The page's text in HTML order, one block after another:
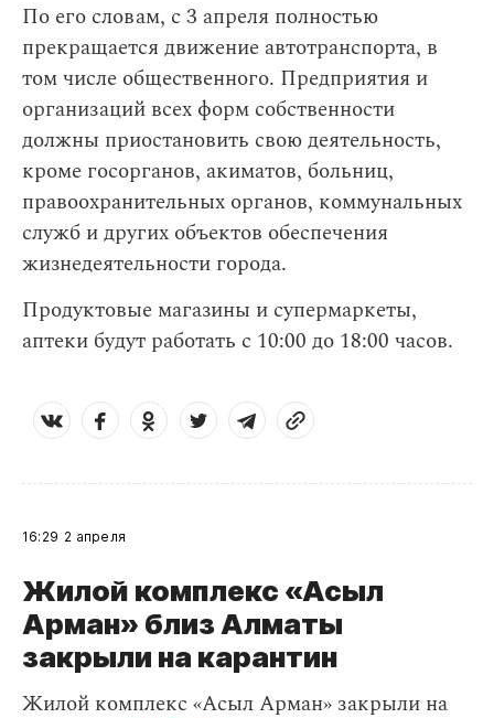
По его словам, с 3 апреля полностью
прекращается движение автотранспорта, в
том числе общественного. Предприятия и
организаций всех форм собственности
должны приостановить свою деятельность,
кроме госорганов, акиматов, больниц,
правоохранительных органов, коммунальных
служб и других объектов обеспечения
жизнедеятельности города.
Продуктовые магазины и супермаркеты,
аптеки будут работать с 10:00 до 18:00 часов.
16:29 2 апреля
Жилой комплекс «Асыл
Арман» близ Алматы
закрыли на карантин
Жилой комплекс «Асыл Арман» закрыли на